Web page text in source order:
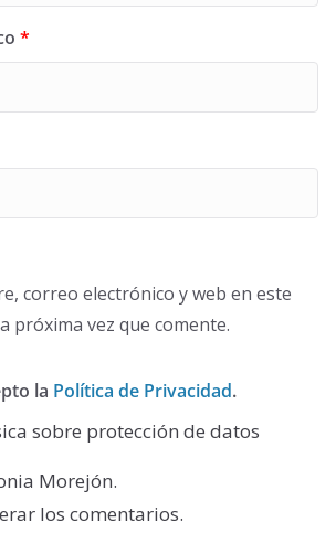
*
correo electrónico y web en este
próxima vez que comente.
la Política de Privacidad.
sobre protección de datos
Morejón.
los comentarios.